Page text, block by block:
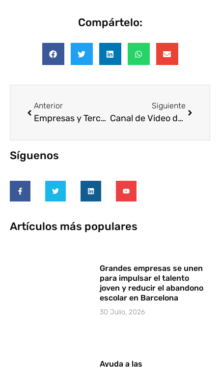
Compártelo:
Anterior
Empresas y Tercer Sector se unen para crear ‘Voluntare’, la primera red internacional de Voluntariado Corporativo
Siguiente
Canal de Video de Voluntariado del Hospital General de Valencia
Síguenos
Artículos más populares
Grandes empresas se unen
para impulsar el talento
joven y reducir el abandono
escolar en Barcelona
30 Julio, 2026
Ayuda a las